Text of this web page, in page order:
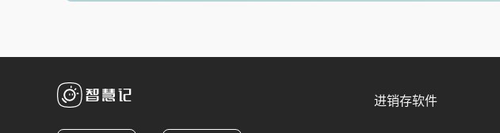
进销存软件